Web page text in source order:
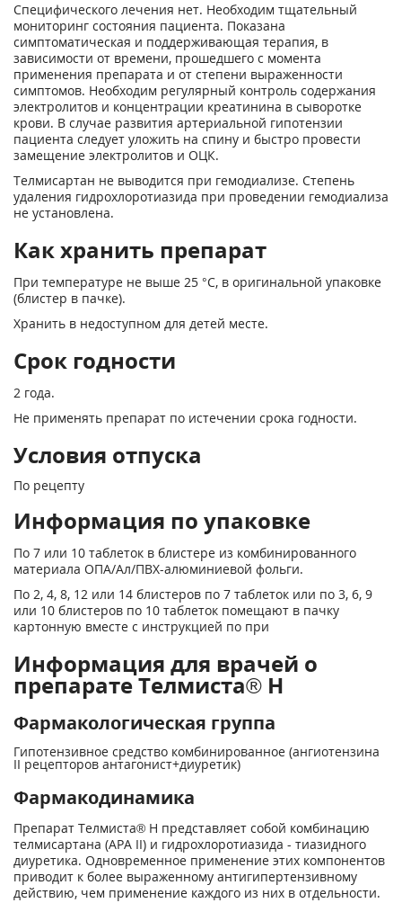
Специфического лечения нет. Необходим тщательный
мониторинг состояния пациента. Показана
симптоматическая и поддерживающая терапия, в
зависимости от времени, прошедшего с момента
применения препарата и от степени выраженности
симптомов. Необходим регулярный контроль содержания
электролитов и концентрации креатинина в сыворотке
крови. В случае развития артериальной гипотензии
пациента следует уложить на спину и быстро провести
замещение электролитов и ОЦК.
Телмисартан не выводится при гемодиализе. Степень
удаления гидрохлоротиазида при проведении гемодиализа
не установлена.
Как хранить препарат
При температуре не выше 25 °С, в оригинальной упаковке
(блистер в пачке).
Хранить в недоступном для детей месте.
Срок годности
2 года.
Не применять препарат по истечении срока годности.
Условия отпуска
По рецепту
Информация по упаковке
По 7 или 10 таблеток в блистере из комбинированного
материала ОПА/Ал/ПВХ-алюминиевой фольги.
По 2, 4, 8, 12 или 14 блистеров по 7 таблеток или по 3, 6, 9
или 10 блистеров по 10 таблеток помещают в пачку
картонную вместе с инструкцией по при
Информация для врачей о
препарате Телмиста® Н
Фармакологическая группа
Гипотензивное средство комбинированное (ангиотензина
II рецепторов антагонист+диуретик)
Фармакодинамика
Препарат Телмиста® Н представляет собой комбинацию
телмисартана (АРА II) и гидрохлоротиазида - тиазидного
диуретика. Одновременное применение этих компонентов
приводит к более выраженному антигипертензивному
действию, чем применение каждого из них в отдельности.